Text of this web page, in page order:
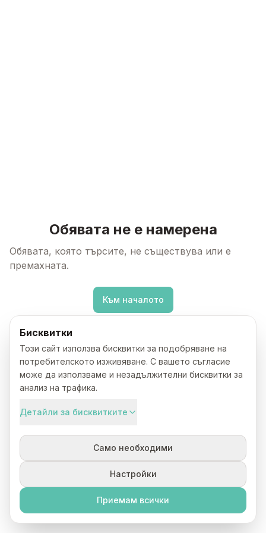
Обявата не е намерена
Обявата, която търсите, не съществува или е
премахната.
Към началото
Бисквитки
Този сайт използва бисквитки за подобряване на
потребителското изживяване. С вашето съгласие
може да използваме и незадължителни бисквитки за
анализ на трафика.
Детайли за бисквитките
Само необходими
Настройки
Приемам всички